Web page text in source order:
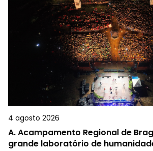
4 agosto 2026
A.Acampamento Regional de
grande laboratório de